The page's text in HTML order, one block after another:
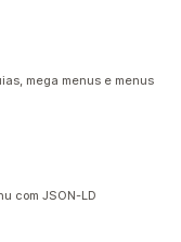
mega menus e menus
com JSON-LD